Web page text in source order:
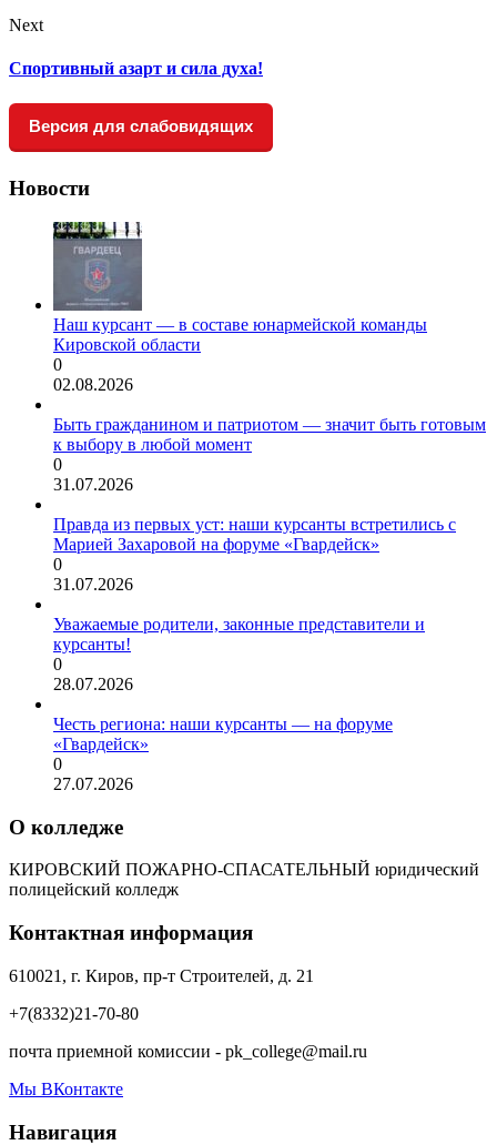
Next
Спортивный азарт и сила духа!
Версия для слабовидящих
Новости
Наш курсант — в составе юнармейской команды
Кировской области
0
02.08.2026
Быть гражданином и патриотом — значит быть готовым
к выбору в любой момент
0
31.07.2026
Правда из первых уст: наши курсанты встретились с
Марией Захаровой на форуме «Гвардейск»
0
31.07.2026
Уважаемые родители, законные представители и
курсанты!
0
28.07.2026
Честь региона: наши курсанты — на форуме
«Гвардейск»
0
27.07.2026
О колледже
КИРОВСКИЙ ПОЖАРНО-СПАСАТЕЛЬНЫЙ юридический
полицейский колледж
Контактная информация
610021, г. Киров, пр-т Строителей, д. 21
+7(8332)21-70-80
почта приемной комиссии - pk_college@mail.ru
Мы ВКонтакте
Навигация